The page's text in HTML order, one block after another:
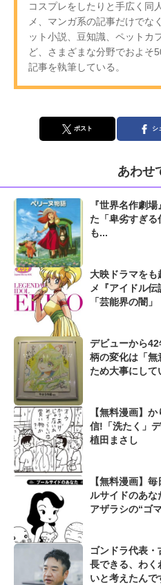
コスプレをしたりと手広く同
メ、マンガ系の記事だけでな
ット小説、豆知識、ペットカ
ど、さまざまな分野でおよそ
記事を執筆している。
ポスト シ
あわせ
『世界名作劇
た「卑劣すぎ
も...
大映ドラマを
メ『アイドル伝
「芸能界の闇」
デビューから
柄の変化は「無
ため大事にして
【無料漫画】
信!「洗たく」
植田まさし
【無料漫画】
ルサイドのあな
アザラシの“ゴ
ゴンドラ代表
長できる、わく
いと考えたん